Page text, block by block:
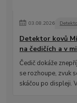
03.08.2026
Detektor kovů
na čedičích a v
Čedič dokáže
se rozhoupe, zvuk
skáčou po displeji.